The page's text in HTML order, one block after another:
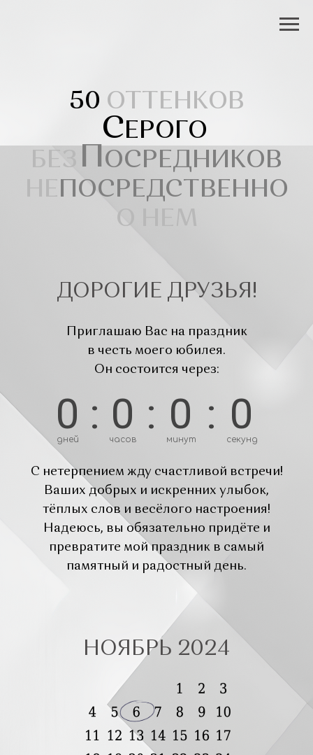
Приглашаю Вас на праздник
в честь моего юбилея.
Он состоится через:
0
дней
: 0
часов
: 0
минут
: 0
секунд
ДОРОГИЕ ДРУЗЬЯ!
С нетерпением жду счастливой встречи!
Ваших добрых и искренних улыбок,
тёплых слов и весёлого настроения!
Надеюсь, вы обязательно придёте и
превратите мой праздник в самый
памятный и радостный день.
50 ОТТЕНКОВ
ЕРОГО
С
П
БЕЗ
ОСРЕДНИКОВ
НЕПОСРЕДСТВЕННО
О НЕМ
НОЯБРЬ 2024